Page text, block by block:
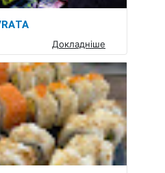
Докладніше